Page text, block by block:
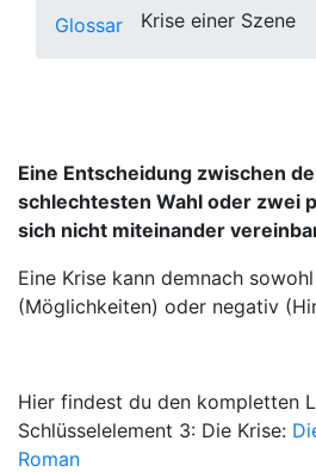
Glossar
Krise einer Szene
Eine Entscheidung zwischen
schlechtesten Wahl oder zwei
sich nicht miteinander
Eine Krise kann demnach
(Möglichkeiten) oder negativ
Hier findest du den kompletten
Schlüsselelement 3: Die Krise:
Roman